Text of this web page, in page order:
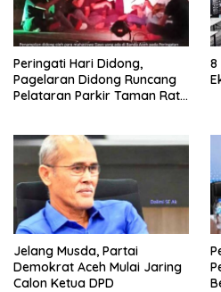
Peringati Hari Didong,
Pagelaran Didong Runcang
Pelataran Parkir Taman Ratu
8
Jelang Musda, Partai
Demokrat Aceh Mulai Jaring
Calon Ketua DPD